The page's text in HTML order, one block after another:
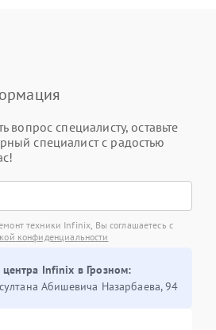
вопрос специалисту, оставьте
специалист с радостью
техники Infinix, Вы соглашаетесь с
конфиденциальности
центра Infinix в Грозном:
Абишевича Назарбаева, 94